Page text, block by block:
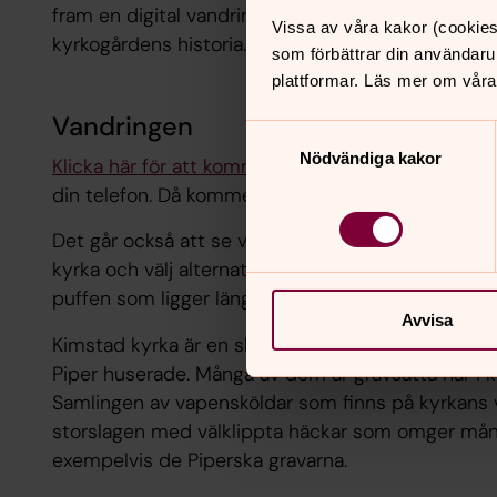
Vissa av våra kakor
som förbättrar din
plattformar. Läs mer om
Nödvändiga kakor
Avvisa
fram en digital vandring där du som vill enkelt
kyrkogårdens historia. Kom och testa den!
Vandringen
Klicka här för att komma till vandringeneller
din telefon. Då kommer du direkt till startsidan.
Det går också att se vandringen via appen
kyrka och välj alternativet ”panorama.” Mer om
puffen som ligger längst ner på denna sida.
Kimstad kyrka är en slottskyrka och kopplad till
Piper huserade. Många av dem är gravsatta här i
Samlingen av vapensköldar som finns på
storslagen med välklippta häckar som omger
exempelvis de Piperska gravarna.